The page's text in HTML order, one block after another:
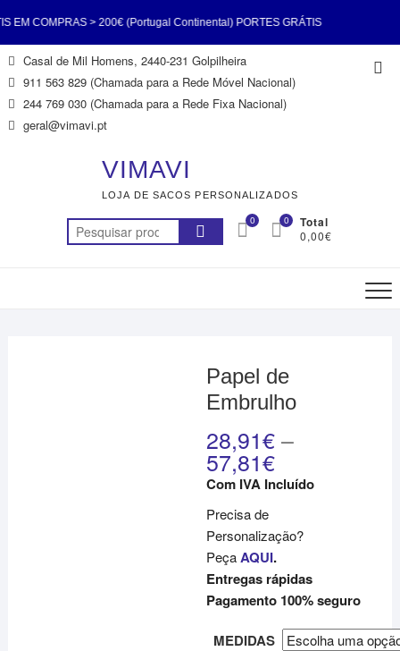
COMPRAS > 200€ (Portugal Continental) PORTES GRÁTIS
(Portugal Continental) PORTES GRÁTIS EM COMPRAS >
PORTES GRÁTIS EM COMPRAS > 200€ (Portugal
COMPRAS > 200€ (Portugal Continental) PORTES GRÁTIS
(Portugal Continental) PORTES GRÁTIS EM COMPRAS >
Skip
to
content
Casal de Mil Homens, 2440-231 Golpilheira
911 563 829 (Chamada para a Rede Móvel Nacional)
244 769 030 (Chamada para a Rede Fixa Nacional)
geral@vimavi.pt
VIMAVI
LOJA DE SACOS PERSONALIZADOS
Pesquisar
por:
0 Total
0,00€
0
Papel de
Embrulho
28,91€–
57,81€
Com IVA Incluído
Precisa de
Personalização?
Peça AQUI.
Entregas rápidas
Pagamento 100% seguro
MEDIDAS